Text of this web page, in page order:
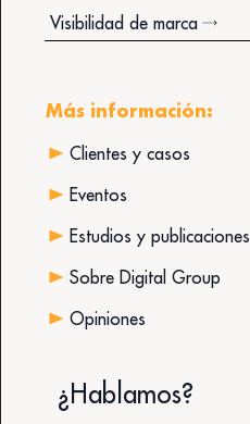
Visibilidad de marca
¿Hablamos?
Más información:
Clientes y casos
Eventos
Estudios y publicaciones
Sobre Digital Group
Opiniones